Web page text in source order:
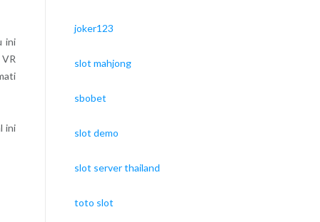
ini
ini
joker123
slot mahjong
sbobet
slot demo
slot server thailand
toto slot